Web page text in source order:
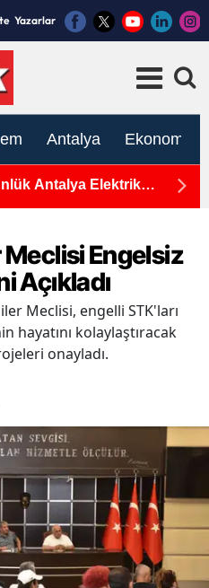
Yazarlar
Antalya Ekonomi
Antalya Elektrik
Engelsiz
Açıkladı
Meclisi, engelli STK'ları
hayatını kolaylaştıracak
onayladı.